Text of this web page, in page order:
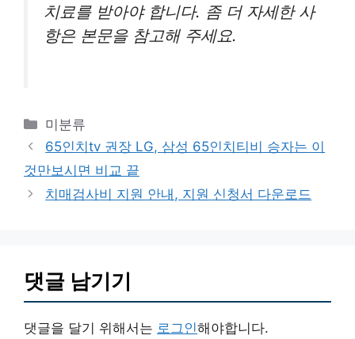
치료를 받아야 합니다. 좀 더 자세한 사
항은 본문을 참고해 주세요.
카
테
고
미분류
65인치tv 권장 LG, 삼성 65인치티비 승자는 이
것만보시면 비교 끝
치매검사비 지원 안내, 지원 신청서 다운로드
댓글 남기기
댓글을 달기 위해서는 로그인해야합니다.